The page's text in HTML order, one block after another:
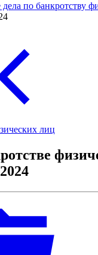
по банкротству
лиц